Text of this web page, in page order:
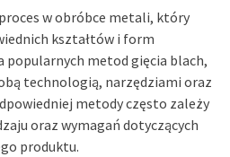
w obróbce metali, który
kształtów i form
popularnych metod gięcia blach,
technologią, narzędziami oraz
metody często zależy
oraz wymagań dotyczących
produktu.